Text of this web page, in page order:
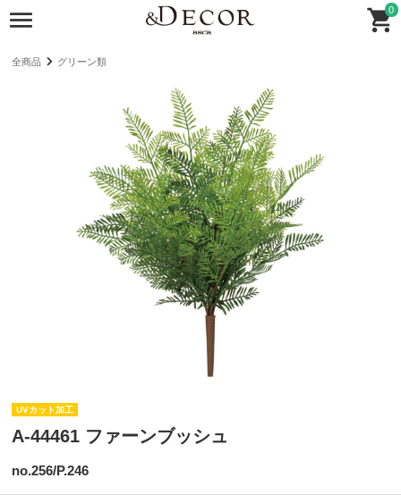
0
全商品 グリーン類
UVカット加工
A-44461 ファーンブッシュ
no.256/P.246